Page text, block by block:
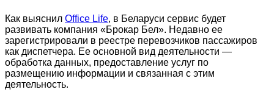
Как выяснил Office Life, в Беларуси сервис будет
развивать компания «Брокар Бел». Недавно ее
зарегистрировали в реестре перевозчиков пассажиров
как диспетчера. Ее основной вид деятельности —
обработка данных, предоставление услуг по
размещению информации и связанная с этим
деятельность.